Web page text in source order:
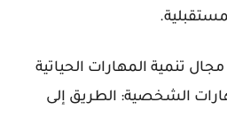
تنمية المهارات الحياتية
الشخصية: الطريق إلى